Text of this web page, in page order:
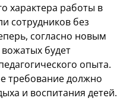
характера работы в
сотрудников без
согласно новым
будет
опыта.
требование должно
и воспитания детей.